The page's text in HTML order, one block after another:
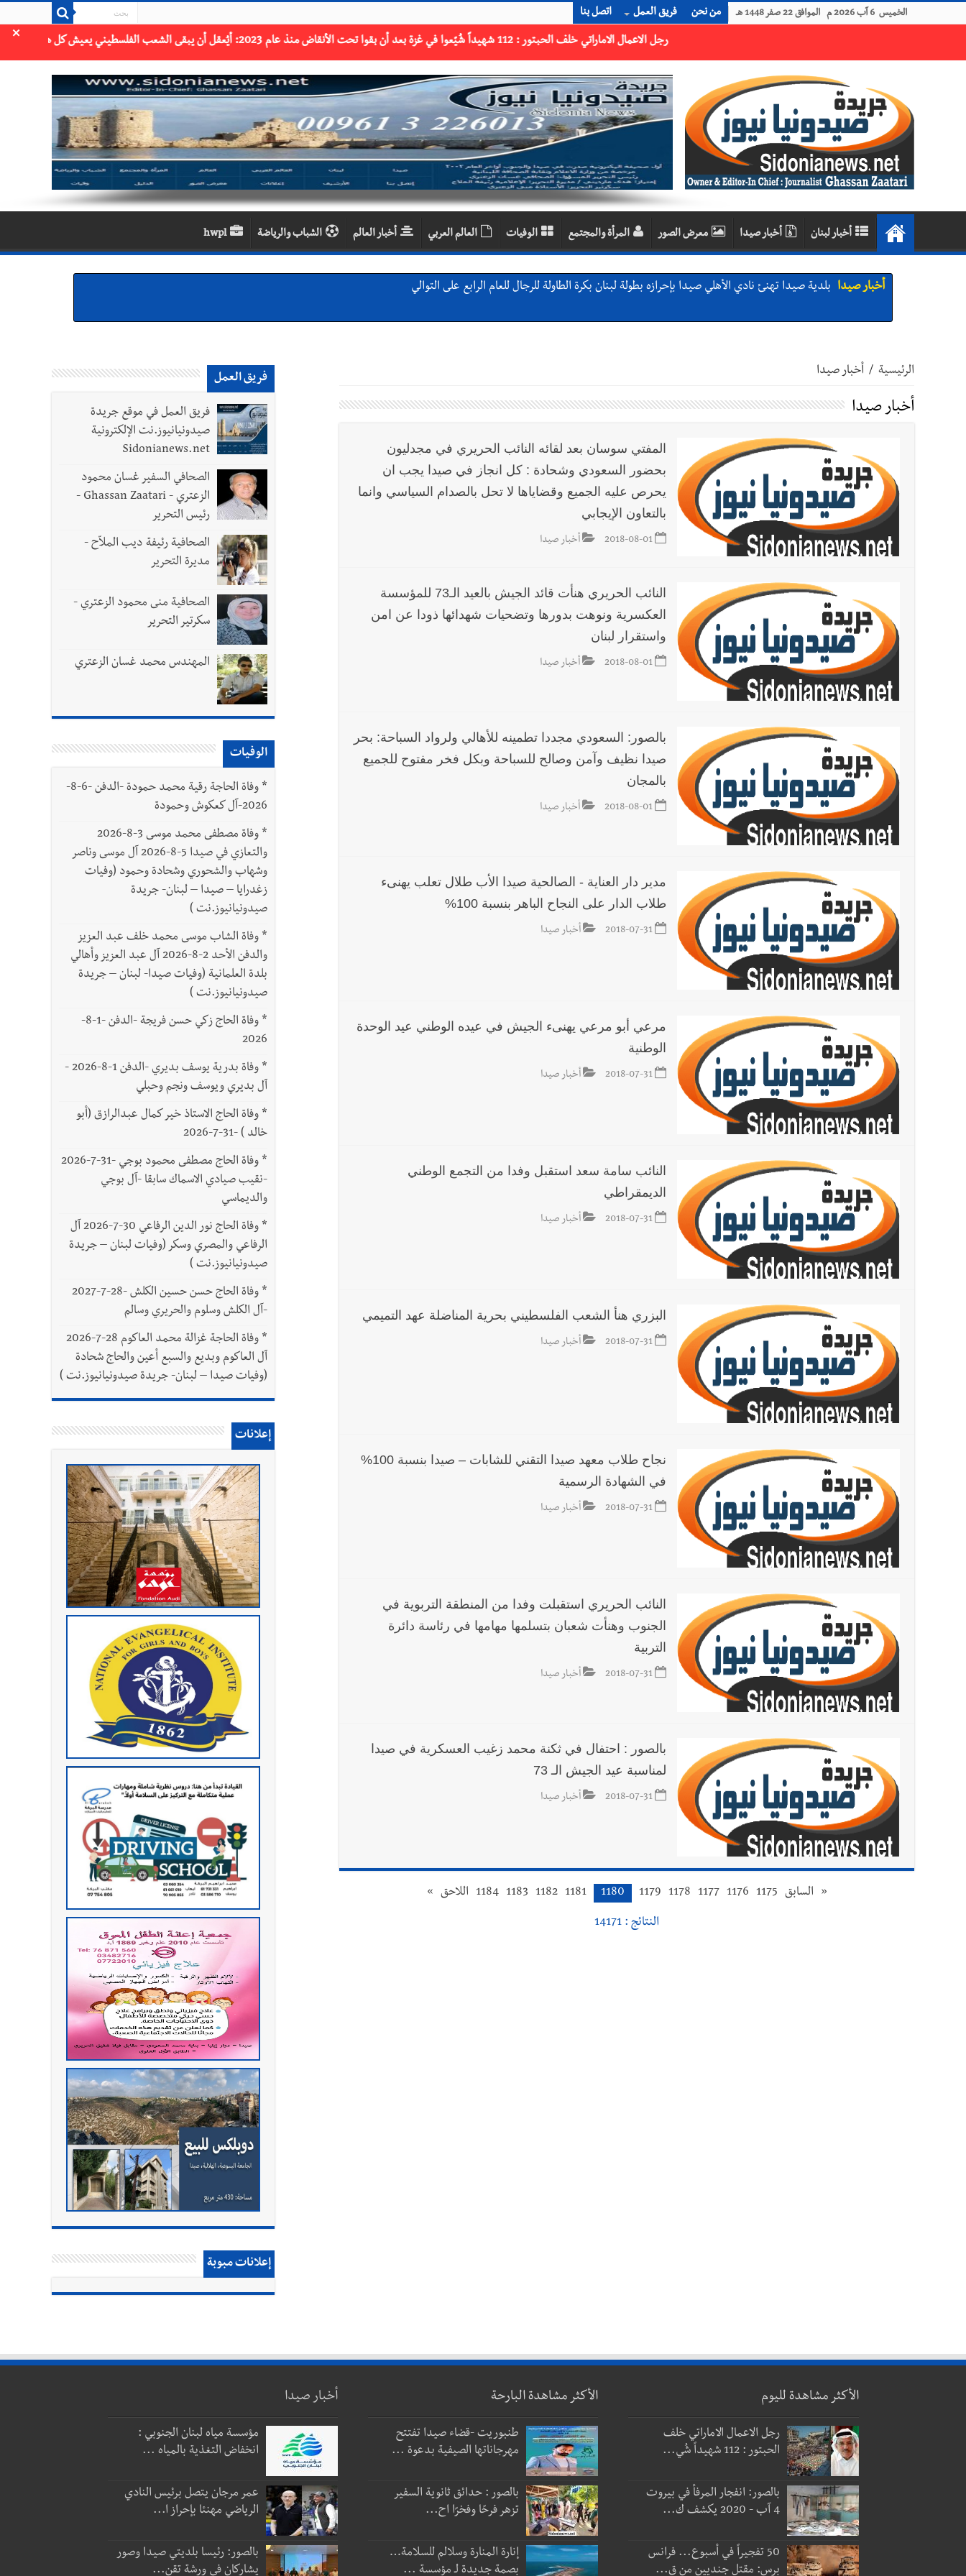
الخميس 6 آب 2026 م الموافق 22 صفر 1448 هـ من نحن فريق العمل اتصل بنا
×
أخبار لبنان أخبار صيدا معرض الصور المرأة والمجتمع الوفيات العالم العربي أخبار العالم الشباب والرياضة hwpl
أخبار صيدا بلدية صيدا تهنئ نادي الأهلي صيدا بإحرازه بطولة لبنان بكرة الطاولة للرجال للعام الرابع على التوالي
أخبار صيدا مفرزة صيدا القضائية توقف ثلاثة أشخاص بجرائم استدراج وابتزاز واعتداء جنسي على قاصر
أخبار لبنان بالصور : قائد الجيش اللبناني العماد رودولف هيكل شدد خلال استقباله قائد القوة المشتركة الألمانية اللواء Alexander Sollfrank على ضرورة تعزيز التعاون بين الجيشَين
أخبار لبنان إنفجار مرفأ أم إنفجار دولة؟... كيف نحمي لبنان؟
أخبار لبنان راتب النائب من 3 آلاف إلى 5 آلاف دولار شهرياً... فكيف أقرّت الزيادة؟
العالم العربي
رجل الاعمال الاماراتي خلف الحبتور : 112 شهيداً شُيّعوا في ‫غزة‬ بعد أن بقوا تحت الأنقاض منذ عام 2023: أيُعقل أن يبقى الشعب الفلسطيني يعيش كل هذا الألم؟ وإلى متى
تستمر هذه المعاناة التي تمزق القلوب والضمائر؟
أخبار العالم الرئيس الأميركي ترامب يحذّر إيران من ضربة قوية... وإعلام إيراني: الاتّفاق مع عُمان مؤجّل ما دامت التهديدات مستمرّة
الرئيسية / أخبار صيدا
أخبار صيدا
المفتي سوسان بعد لقائه النائب الحريري في مجدليون
بحضور السعودي وشحادة : كل انجاز في صيدا يجب ان
يحرص عليه الجميع وقضاياها لا تحل بالصدام السياسي وانما
بالتعاون الإيجابي
2018-08-01 أخبار صيدا
النائب الحريري هنأت قائد الجيش بالعيد الـ73 للمؤسسة
العكسرية ونوهت بدورها وتضحيات شهدائها ذودا عن امن
واستقرار لبنان
2018-08-01 أخبار صيدا
بالصور: السعودي مجددا تطمينه للأهالي ولرواد السباحة: بحر
صيدا نظيف وآمن وصالح للسباحة وبكل فخر مفتوح للجميع
بالمجان
2018-08-01 أخبار صيدا
مدير دار العناية - الصالحية صيدا الأب طلال تعلب يهنىء
طلاب الدار على النجاح الباهر بنسبة 100%
2018-07-31 أخبار صيدا
مرعي أبو مرعي يهنىء الجيش في عيده الوطني عيد الوحدة
الوطنية
2018-07-31 أخبار صيدا
النائب سامة سعد استقبل وفدا من التجمع الوطني
الديمقراطي
2018-07-31 أخبار صيدا
البزري هنأ الشعب الفلسطيني بحرية المناضلة عهد التميمي
2018-07-31 أخبار صيدا
نجاح طلاب معهد صيدا التقني للشابات – صيدا بنسبة 100%
في الشهادة الرسمية
2018-07-31 أخبار صيدا
النائب الحريري استقبلت وفدا من المنطقة التربوية في
الجنوب وهنأت شعبان بتسلمها مهامها في رئاسة دائرة
التربية
2018-07-31 أخبار صيدا
بالصور : احتفال في ثكنة محمد زغيب العسكرية في صيدا
لمناسبة عيد الجيش الـ 73
2018-07-31 أخبار صيدا
« السابق 1175
1176
1177
1178
1179
1180
1181
1182
1183
1184 اللاحق »
النتائج : 14171
فريق العمل
فريق العمل في موقع جريدة
صيدونيانيوز.نت الإلكترونية
Sidonianews.net
الصحافي السفير غسان محمود
الزعتري - Ghassan Zaatari -
رئيس التحرير
الصحافية رئيفة ديب الملاّح -
مديرة التحرير
الصحافية منى محمود الزعتري -
سكرتير التحرير
المهندس محمد غسان الزعتري
الوفيات
*
وفاة الحاجة رقية محمد حمودة -الدفن -6-8-
2026-آل كعكوش وحمودة
*
وفاة مصطفى محمد موسى 3-8-2026
والتعازي في صيدا 5-8-2026 آل موسى وناصر
وشهاب والشحوري وشحادة وحمود (وفيات
زغدرايا – صيدا – لبنان- جريدة
صيدونيانيوز.نت )
* وفاة الشاب موسى محمد خلف عبد العزيز
والدفن الأحد 2-8-2026 آل عبد العزيز وأهالي
بلدة العلمانية (وفيات صيدا- لبنان – جريدة
صيدونيانيوز.نت )
*
وفاة الحاج زكي حسن فريجة -الدفن -1-8-
2026
*
وفاة بدرية يوسف بديري -الدفن 1-8-2026 -
آل بديري ويوسف ونجم وحبلي
* وفاة الحاج الاستاذ خير كمال عبدالرازق (أبو
خالد ) -31-7-2026
*
وفاة الحاج مصطفى محمود بوجي -31-7-2026
-نقيب صيادي الاسماك سابقا -آل بوجي
والديماسي
*
وفاة الحاج نور الدين الرفاعي 30-7-2026 آل
الرفاعي والمصري وسكر (وفيات لبنان – جريدة
صيدونيانيوز.نت )
*
وفاة الحاج حسن حسين الكلش -28-7-2027
-آل الكلش وسلوم والحريري وسالم
*
وفاة الحاجة غزالة محمد العاكوم 28-7-2026
آل العاكوم وبديع والسبع أعين والحاج شحادة
(وفيات صيدا – لبنان- جريدة صيدونيانيوز.نت )
إعلانات
إعلانات مبوبة
الأكثر مشاهدة لليوم
رجل الاعمال الاماراتي خلف
الحبتور : 112 شهيداً شُي...
بالصور: انفجار المرفأ في بيروت
4 آب - 2020 يكشف ك...
50 تفجيراً في أسبوع... فرانس
برس: مقتل جنديين من ق...
الأكثر مشاهدة البارحة
طنبوريت -قضاء صيدا تفتتح
مهرجاناتها الصيفية بدعوة ...
بالصور : حدائق ثانوية السفير
تزهر فرحًا وفخرًا اح...
إنارة المنارة وسلالم للسلامة…
بصمة جديدة لـ مؤسسة ...
أخبار صيدا
مؤسسة مياه لبنان الجنوبي :
انخفاض التغذية بالمياه ...
عمر مرجان يتصل برئيس النادي
الرياضي مهنئا بإحراز ا...
بالصور: رئيسا بلديتي صيدا وصور
يشاركان في ورشة تقن...